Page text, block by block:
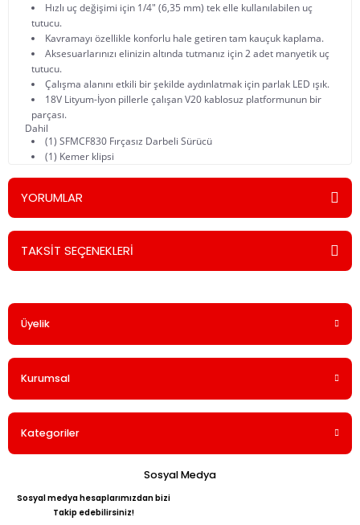
Hızlı uç değişimi için 1/4" (6,35 mm) tek elle kullanılabilen uç
tutucu.
Kavramayı özellikle konforlu hale getiren tam kauçuk kaplama.
Aksesuarlarınızı elinizin altında tutmanız için 2 adet manyetik uç
tutucu.
Çalışma alanını etkili bir şekilde aydınlatmak için parlak LED ışık.
18V Lityum-İyon pillerle çalışan V20 kablosuz platformunun bir
parçası.
Dahil
(1) SFMCF830 Fırçasız Darbeli Sürücü
(1) Kemer klipsi
YORUMLAR
Bu ürüne ilk yorumu siz yapın!
TAKSİT SEÇENEKLERİ
Üyelik
Kurumsal
Kategoriler
Sosyal Medya
Sosyal medya hesaplarımızdan bizi
Takip edebilirsiniz!